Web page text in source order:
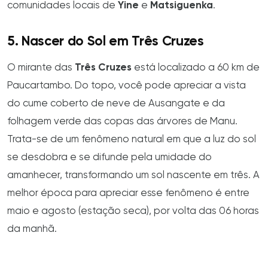
comunidades locais de Yine e Matsiguenka.
5. Nascer do Sol em Três Cruzes
O mirante das Três Cruzes está localizado a 60 km de
Paucartambo. Do topo, você pode apreciar a vista
do cume coberto de neve de Ausangate e da
folhagem verde das copas das árvores de Manu.
Trata-se de um fenômeno natural em que a luz do sol
se desdobra e se difunde pela umidade do
amanhecer, transformando um sol nascente em três. A
melhor época para apreciar esse fenômeno é entre
maio e agosto (estação seca), por volta das 06 horas
da manhã.